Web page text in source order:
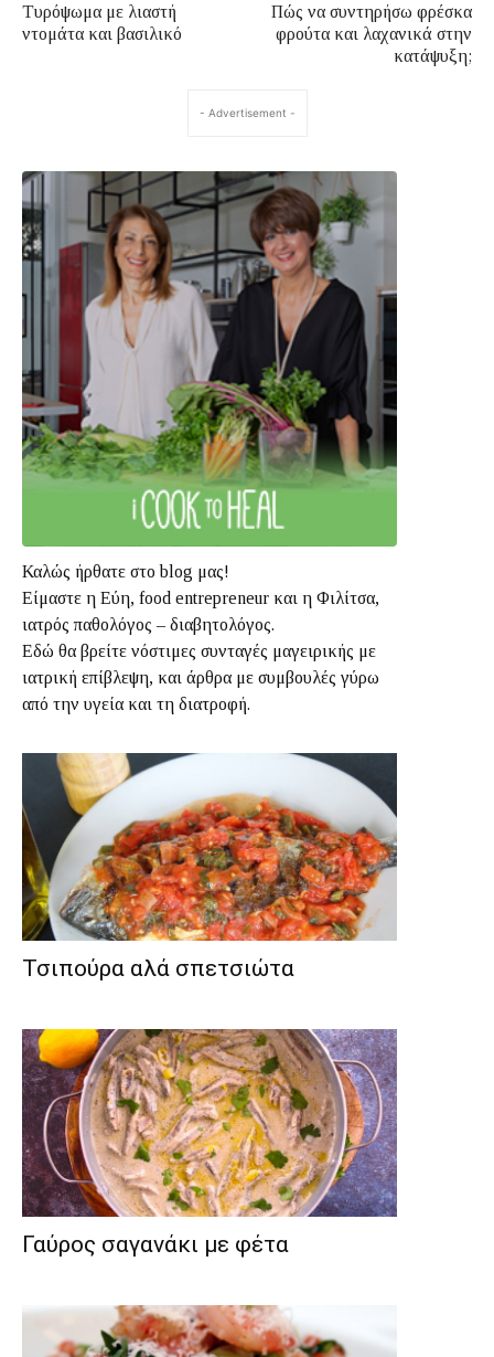
Τυρόψωμα με λιαστή
ντομάτα και βασιλικό
Πώς να συντηρήσω φρέσκα
φρούτα και λαχανικά στην
κατάψυξη;
- Advertisement -
Καλώς ήρθατε στο blog μας!
Είμαστε η Εύη, food entrepreneur και η Φιλίτσα,
ιατρός παθολόγος – διαβητολόγος.
Εδώ θα βρείτε νόστιμες συνταγές μαγειρικής με
ιατρική επίβλεψη, και άρθρα με συμβουλές γύρω
από την υγεία και τη διατροφή.
Τσιπούρα αλά σπετσιώτα
Γαύρος σαγανάκι με φέτα